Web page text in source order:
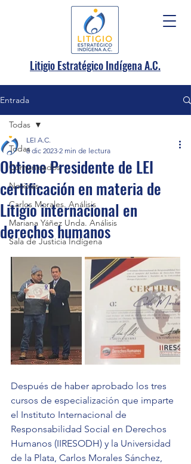
Litigio Estratégico Indígena A.C.
Entrada
Todas
Comunicados
Noticias
Carlos Morales. Análisis
Mariana Yáñez Unda. Análisis
Sala de Justicia Indígena
Todas
Obtiene Presidente de LEI
certificación en materia de
Litigio internacional en
derechos humanos
LEI A.C.
8 dic 2023 2 min de lectura
Después de haber aprobado los tres
cursos de especialización que imparte
el Instituto Internacional de
Responsabilidad Social en Derechos
Humanos (IIRESODH) y la Universidad
de la Plata, Carlos Morales Sánchez,